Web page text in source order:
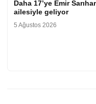
Daha 17’ye Emir
ailesiyle geliyor
5 Ağustos 2026